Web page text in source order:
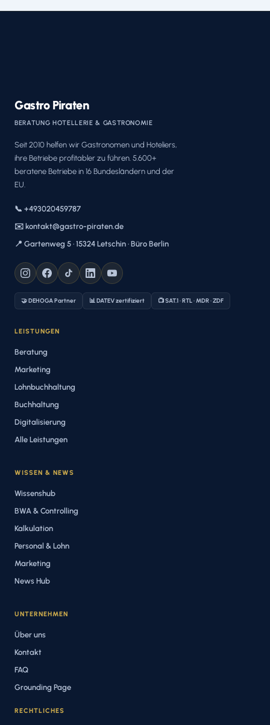
Gastro Piraten
BERATUNG HOTELLERIE & GASTRONOMIE
Seit 2010 helfen wir Gastronomen und Hoteliers,
ihre Betriebe profitabler zu führen. 5.600+
beratene Betriebe in 16 Bundesländern und der
EU.
📞 +493020459787
✉️ kontakt@gastro-piraten.de
📍 Gartenweg 5 · 15324 Letschin · Büro Berlin
🤝 DEHOGA Partner 📊 DATEV zertifiziert 📺 SAT.1 · RTL · MDR · ZDF
LEISTUNGEN
Beratung
Marketing
Lohnbuchhaltung
Buchhaltung
Digitalisierung
Alle Leistungen
WISSEN & NEWS
Wissenshub
BWA & Controlling
Kalkulation
Personal & Lohn
Marketing
News Hub
UNTERNEHMEN
Über uns
Kontakt
FAQ
Grounding Page
RECHTLICHES